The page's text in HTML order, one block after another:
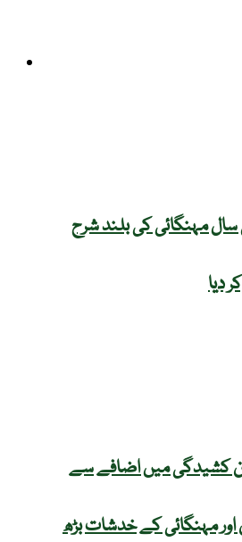
سال مہنگائی کی بلند شرح
دیا
کشیدگی میں اضافے سے
اور مہنگائی کے خدشات بڑھ